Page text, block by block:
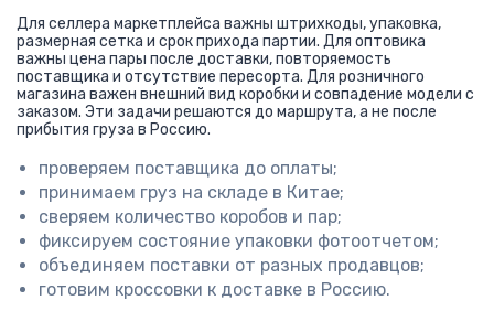
Для селлера маркетплейса важны штрихкоды, упаковка,
размерная сетка и срок прихода партии. Для оптовика
важны цена пары после доставки, повторяемость
поставщика и отсутствие пересорта. Для розничного
магазина важен внешний вид коробки и совпадение модели с
заказом. Эти задачи решаются до маршрута, а не после
прибытия груза в Россию.
проверяем поставщика до оплаты;
принимаем груз на складе в Китае;
сверяем количество коробов и пар;
фиксируем состояние упаковки фотоотчетом;
объединяем поставки от разных продавцов;
готовим кроссовки к доставке в Россию.